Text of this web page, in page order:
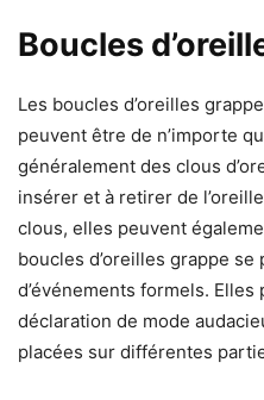
Boucles
Les boucles d’oreilles
peuvent être de n’importe
généralement des clous
insérer et à retirer de
clous, elles peuvent
boucles d’oreilles grappe
d’événements formels.
déclaration de mode
placées sur différentes